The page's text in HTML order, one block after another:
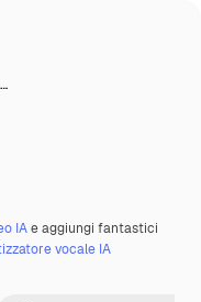
IAe aggiungi fantastici
vocale IA